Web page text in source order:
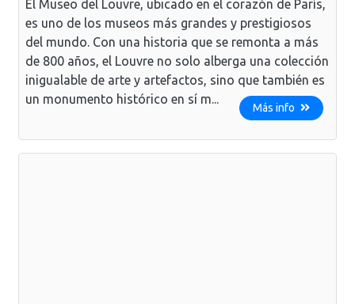
El Museo del Louvre, ubicado en el corazón de París,
es uno de los museos más grandes y prestigiosos
del mundo. Con una historia que se remonta a más
de 800 años, el Louvre no solo alberga una colección
inigualable de arte y artefactos, sino que también es
un monumento histórico en sí m...
Más info